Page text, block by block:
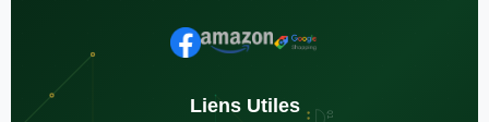
Liens Utiles